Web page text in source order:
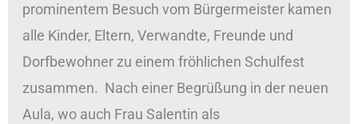
prominentem Besuch vom Bürgermeister kamen
alle Kinder, Eltern, Verwandte, Freunde und
Dorfbewohner zu einem fröhlichen Schulfest
zusammen. Nach einer Begrüßung in der neuen
Aula, wo auch Frau Salentin als